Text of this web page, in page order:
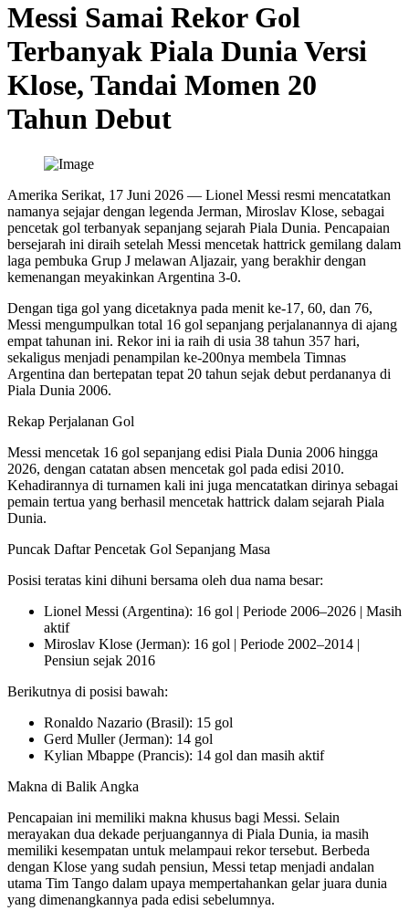
Messi Samai Rekor Gol
Terbanyak Piala Dunia Versi
Klose, Tandai Momen 20
Tahun Debut
Amerika Serikat, 17 Juni 2026 — Lionel Messi resmi mencatatkan
namanya sejajar dengan legenda Jerman, Miroslav Klose, sebagai
pencetak gol terbanyak sepanjang sejarah Piala Dunia. Pencapaian
bersejarah ini diraih setelah Messi mencetak hattrick gemilang dalam
laga pembuka Grup J melawan Aljazair, yang berakhir dengan
kemenangan meyakinkan Argentina 3-0.
Dengan tiga gol yang dicetaknya pada menit ke-17, 60, dan 76,
Messi mengumpulkan total 16 gol sepanjang perjalanannya di ajang
empat tahunan ini. Rekor ini ia raih di usia 38 tahun 357 hari,
sekaligus menjadi penampilan ke-200nya membela Timnas
Argentina dan bertepatan tepat 20 tahun sejak debut perdananya di
Piala Dunia 2006.
Rekap Perjalanan Gol
Messi mencetak 16 gol sepanjang edisi Piala Dunia 2006 hingga
2026, dengan catatan absen mencetak gol pada edisi 2010.
Kehadirannya di turnamen kali ini juga mencatatkan dirinya sebagai
pemain tertua yang berhasil mencetak hattrick dalam sejarah Piala
Dunia.
Puncak Daftar Pencetak Gol Sepanjang Masa
Posisi teratas kini dihuni bersama oleh dua nama besar:
Lionel Messi (Argentina): 16 gol | Periode 2006–2026 | Masih
aktif
Miroslav Klose (Jerman): 16 gol | Periode 2002–2014 |
Pensiun sejak 2016
Berikutnya di posisi bawah:
Ronaldo Nazario (Brasil): 15 gol
Gerd Muller (Jerman): 14 gol
Kylian Mbappe (Prancis): 14 gol dan masih aktif
Makna di Balik Angka
Pencapaian ini memiliki makna khusus bagi Messi. Selain
merayakan dua dekade perjuangannya di Piala Dunia, ia masih
memiliki kesempatan untuk melampaui rekor tersebut. Berbeda
dengan Klose yang sudah pensiun, Messi tetap menjadi andalan
utama Tim Tango dalam upaya mempertahankan gelar juara dunia
yang dimenangkannya pada edisi sebelumnya.